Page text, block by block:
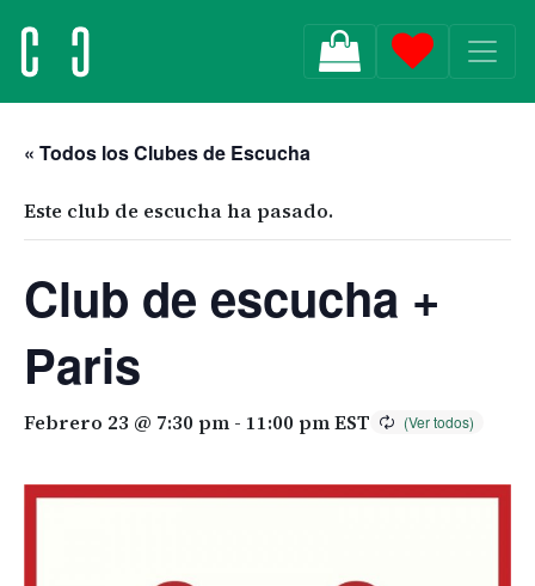
MAIN NAVIGATION
« Todos los Clubes de Escucha
Este club de escucha ha pasado.
Club de escucha +
Paris
Febrero 23 @ 7:30 pm - 11:00 pmEST